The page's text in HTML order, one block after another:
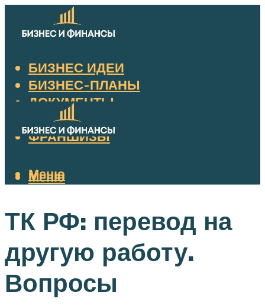
БИЗНЕС ИДЕИ
БИЗНЕС-ПЛАНЫ
ДОКУМЕНТЫ
НАЛОГИ
ФРАНШИЗЫ
Меню
Меню
ТК РФ: перевод на
другую работу.
Вопросы